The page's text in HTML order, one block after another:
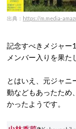
出典： https://m.media-
記念すべきメジャー
メンバー入りを果た
とはいえ、元ジャニ
動などもあったため
かったようです。